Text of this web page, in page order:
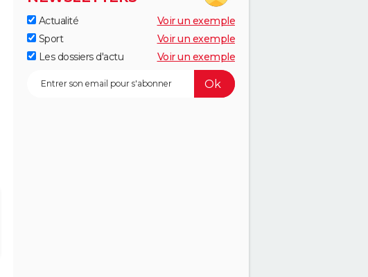
Actualité
Voir un exemple
Sport
Voir un exemple
Les dossiers d'actu
Voir un exemple